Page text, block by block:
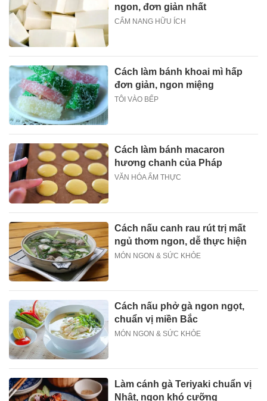
ngon, đơn giản nhất
CẨM NANG HỮU ÍCH
Cách làm bánh khoai mì hấp
đơn giản, ngon miệng
TÔI VÀO BẾP
Cách làm bánh macaron
hương chanh của Pháp
VĂN HÓA ẨM THỰC
Cách nấu canh rau rút trị mất
ngủ thơm ngon, dễ thực hiện
MÓN NGON & SỨC KHỎE
Cách nấu phở gà ngon ngọt,
chuẩn vị miền Bắc
MÓN NGON & SỨC KHỎE
Làm cánh gà Teriyaki chuẩn vị
Nhật, ngon khó cưỡng